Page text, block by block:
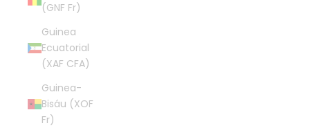
(GNF Fr)
Guinea
Ecuatorial
(XAF CFA)
Guinea-
Bisáu (XOF
Fr)